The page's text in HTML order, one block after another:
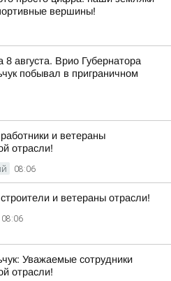
вершины!
8 августа. Врио Губернатора
побывал в приграничном
и ветераны
отрасли!
08:06
и ветераны отрасли!
08:06
Уважаемые сотрудники
отрасли!